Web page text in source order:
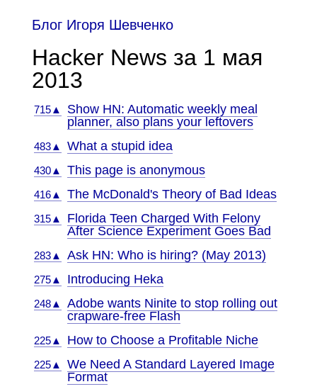
Блог Игоря Шевченко
Hacker News за 1 мая
2013
715▲
Show HN: Automatic weekly meal
planner, also plans your leftovers
483▲ What a stupid idea
430▲ This page is anonymous
416▲ The McDonald's Theory of Bad Ideas
315▲
Florida Teen Charged With Felony
After Science Experiment Goes Bad
283▲ Ask HN: Who is hiring? (May 2013)
275▲ Introducing Heka
248▲
Adobe wants Ninite to stop rolling out
crapware-free Flash
225▲ How to Choose a Profitable Niche
225▲
We Need A Standard Layered Image
Format